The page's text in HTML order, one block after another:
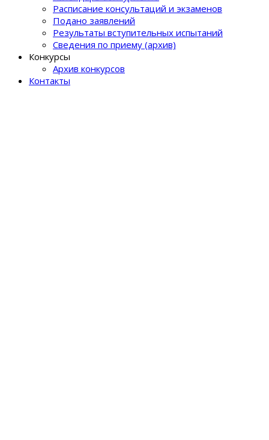
Расписание консультаций и экзаменов
Подано заявлений
Результаты вступительных испытаний
Сведения по приему (архив)
Конкурсы
Архив конкурсов
Контакты